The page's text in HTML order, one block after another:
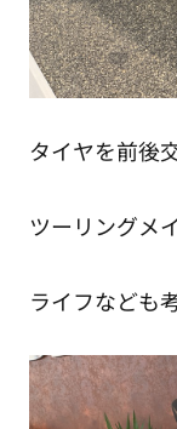
タイヤを前後
ツーリングメ
ライフなども